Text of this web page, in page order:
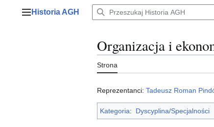
Menu główne
Historia AGH
Organizacja i
Strona
Reprezentanci: Tadeusz Roman
Kategoria: Dyscyplina/Specjalności